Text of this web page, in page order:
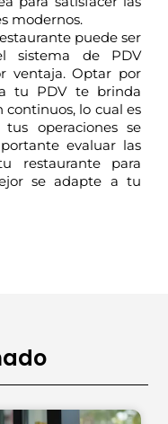
modernos.
puede ser
sistema de PDV
ventaja. Optar por
tu PDV te brinda
continuos, lo cual es
operaciones se
evaluar las
restaurante para
se adapte a tu